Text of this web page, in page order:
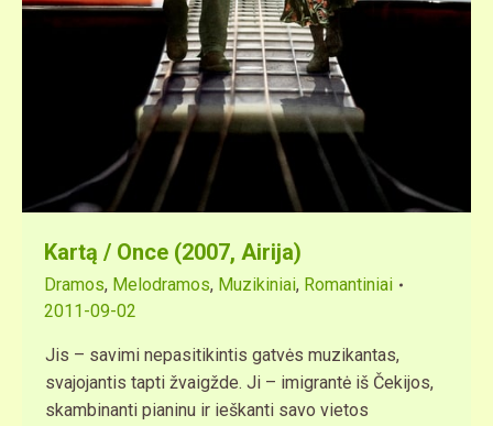
Kartą / Once (2007, Airija)
Dramos, Melodramos, Muzikiniai, Romantiniai
2011-09-02
Jis – savimi nepasitikintis gatvės muzikantas,
svajojantis tapti žvaigžde. Ji – imigrantė iš Čekijos,
skambinanti pianinu ir ieškanti savo vietos